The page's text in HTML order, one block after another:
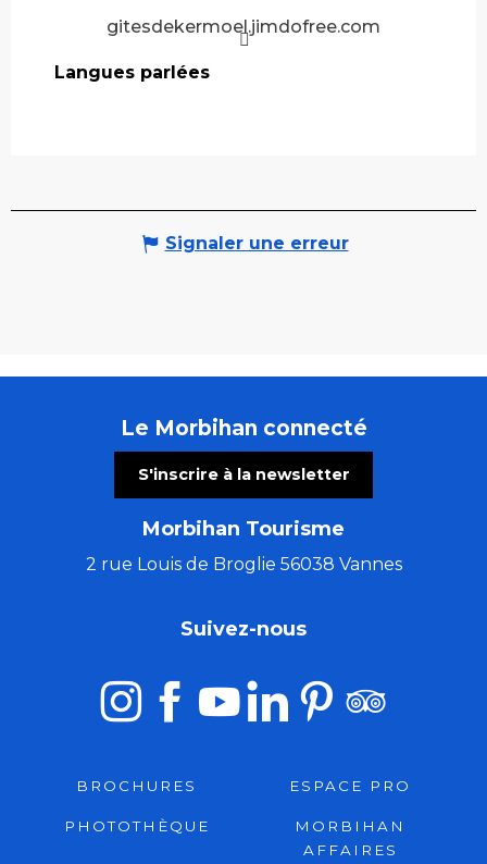
gitesdekermoel.jimdofree.com
Langues parlées
Langues parlées
Signaler une erreur
Le Morbihan connecté
S'inscrire à la newsletter
Morbihan Tourisme
2 rue Louis de Broglie 56038 Vannes
Suivez-nous
BROCHURES ESPACE PRO
PHOTOTHÈQUE
MORBIHAN
AFFAIRES